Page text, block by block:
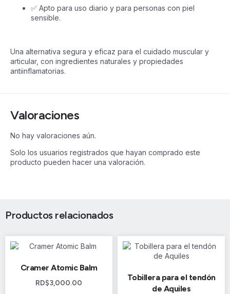
✅ Apto para uso diario y para personas con piel
sensible.
Una alternativa segura y eficaz para el cuidado muscular y
articular, con ingredientes naturales y propiedades
antiinflamatorias.
Valoraciones
No hay valoraciones aún.
Solo los usuarios registrados que hayan comprado este
producto pueden hacer una valoración.
Productos relacionados
Cramer Atomic Balm
RD$3,000.00
Tobillera para el tendón
de Aquiles